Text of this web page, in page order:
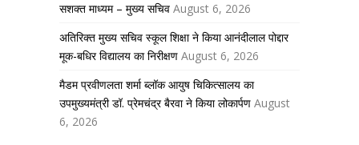
सशक्त माध्यम – मुख्य सचिव August 6, 2026
अतिरिक्त मुख्य सचिव स्कूल शिक्षा ने किया आनंदीलाल पोद्दार
मूक-बधिर विद्यालय का निरीक्षण August 6, 2026
मैडम प्रवीणलता शर्मा ब्लॉक आयुष चिकित्सालय का
उपमुख्यमंत्री डॉ. प्रेमचंद्र बैरवा ने किया लोकार्पण August
6, 2026